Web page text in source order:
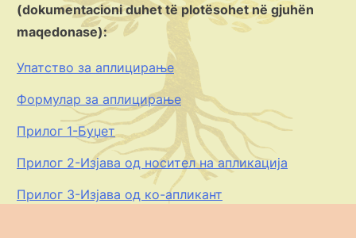
(dokumentacioni duhet të plotësohet në gjuhën
maqedonase):
Упатство за аплицирање
Формулар за аплицирање
Прилог 1-Буџет
Прилог 2-Изјава од носител на апликација
Прилог 3-Изјава од ко-апликант